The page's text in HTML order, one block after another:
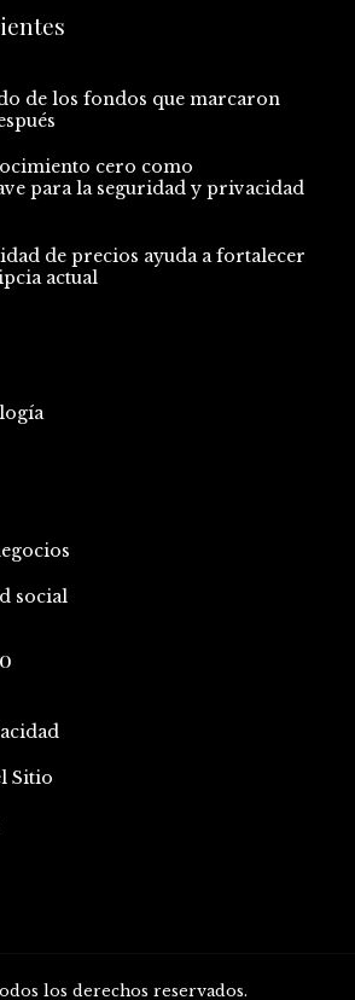
de los fondos que marcaron
cero como
para la seguridad y privacidad
de precios ayuda a fortalecer
actual
social
Sitio
los derechos reservados.